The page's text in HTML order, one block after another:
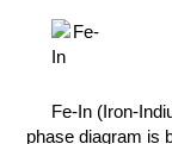
Fe-In (Iron-
phase diagram is